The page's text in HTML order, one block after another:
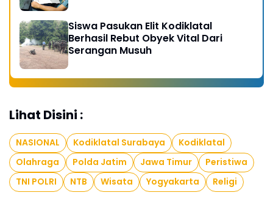
Siswa Pasukan Elit Kodiklatal
Berhasil Rebut Obyek Vital Dari
Serangan Musuh
Lihat Disini :
NASIONAL Kodiklatal Surabaya
Kodiklatal
Olahraga
Polda Jatim Jawa Timur
Peristiwa
TNI POLRI
NTB Wisata Yogyakarta Religi